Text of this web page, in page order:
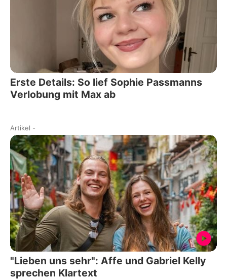
Erste Details: So lief Sophie Passmanns
Verlobung mit Max ab
Artikel -
"Lieben uns sehr": Affe und Gabriel Kelly
sprechen Klartext